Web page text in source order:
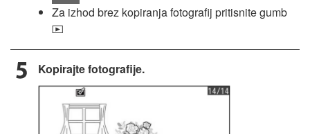
Za izhod brez kopiranja fotografij pritisnite gumb
K
Kopirajte fotografije.